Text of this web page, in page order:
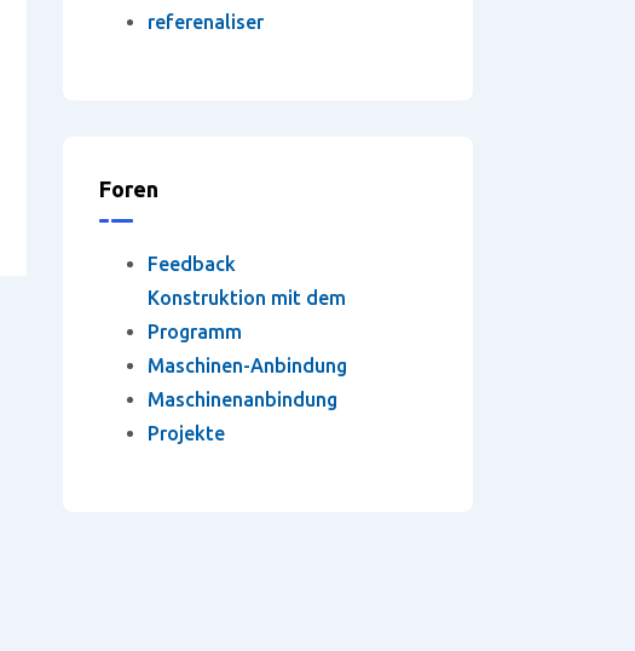
referenaliser
Foren
Feedback
Konstruktion mit dem
Programm
Maschinen-Anbindung
Maschinenanbindung
Projekte